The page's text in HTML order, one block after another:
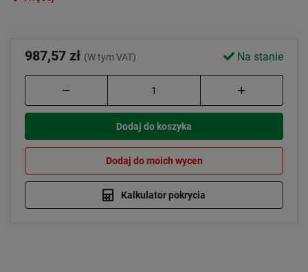
987,57 zł (W tym VAT) Na stanie
Dodaj do koszyka
Dodaj do moich wycen
Kalkulator pokrycia